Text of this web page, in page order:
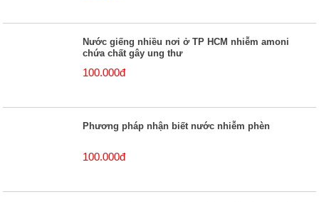
Nước giếng nhiều nơi ở TP HCM nhiễm amoni
chứa chất gây ung thư
100.000đ
Phương pháp nhận biết nước nhiễm phèn
100.000đ